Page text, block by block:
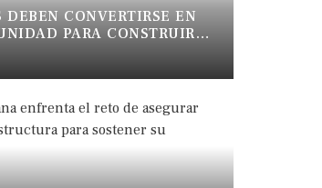
DEBEN CONVERTIRSE EN
PARA CONSTRUIR
DESARROLLO, SOSTIENE